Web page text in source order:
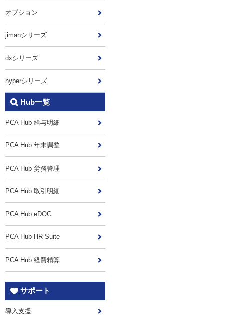
オプション
jimanシリーズ
dxシリーズ
hyperシリーズ
Hub一覧
PCA Hub 給与明細
PCA Hub 年末調整
PCA Hub 労務管理
PCA Hub 取引明細
PCA Hub eDOC
PCA Hub HR Suite
PCA Hub 経費精算
サポート
導入支援